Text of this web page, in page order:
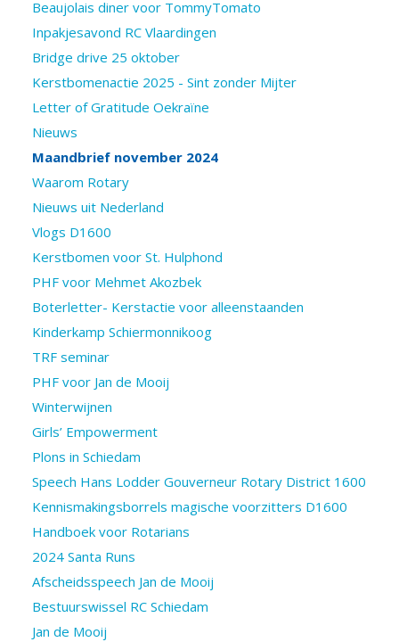
Beaujolais diner voor TommyTomato
Inpakjesavond RC Vlaardingen
Bridge drive 25 oktober
Kerstbomenactie 2025 - Sint zonder Mijter
Letter of Gratitude Oekraïne
Nieuws
Maandbrief november 2024
Waarom Rotary
Nieuws uit Nederland
Vlogs D1600
Kerstbomen voor St. Hulphond
PHF voor Mehmet Akozbek
Boterletter- Kerstactie voor alleenstaanden
Kinderkamp Schiermonnikoog
TRF seminar
PHF voor Jan de Mooij
Winterwijnen
Girls’ Empowerment
Plons in Schiedam
Speech Hans Lodder Gouverneur Rotary District 1600
Kennismakingsborrels magische voorzitters D1600
Handboek voor Rotarians
2024 Santa Runs
Afscheidsspeech Jan de Mooij
Bestuurswissel RC Schiedam
Jan de Mooij